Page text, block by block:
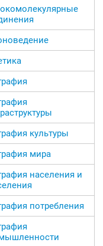
культуры
мира
населения и
потребления